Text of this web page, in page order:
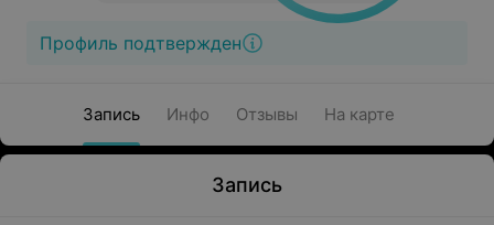
Профиль подтвержден
Запись Инфо Отзывы На карте
Запись